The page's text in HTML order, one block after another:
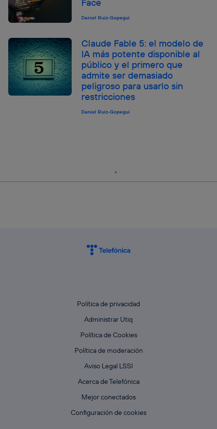
Face
Daniel Ruiz-Gopegui
Claude Fable 5: el modelo de
IA más potente disponible al
público y el primero que
admite ser demasiado
peligroso para usarlo sin
restricciones
Daniel Ruiz-Gopegui
Política de privacidad
Administrar Utiq
Política de Cookies
Política de moderación
Aviso Legal LSSI
Acerca de Telefónica
Mejor conectados
Configuración de cookies